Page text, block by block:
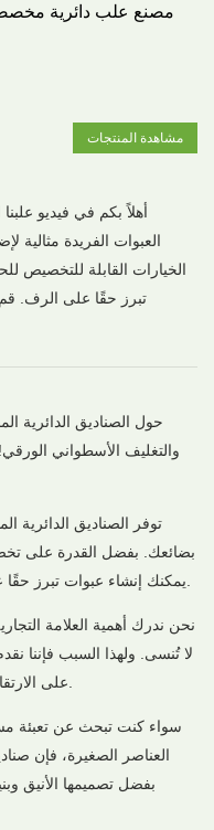
مصنع علب دائرية
مشاهدة المنتجات
أهلاً بكم في فيديو
العبوات الفريدة مثالية
الخيارات القابلة للتخصيص
تبرز حقًا على الرف. قم
والتغليف الأسطواني
توفر الصناديق
بضائعك. بفضل القدرة على
لا تُنسى. ولهذا السبب فإننا
سواء كنت تبحث عن تعبئة
العناصر الصغيرة، فإن
بفضل تصميمها الأنيق